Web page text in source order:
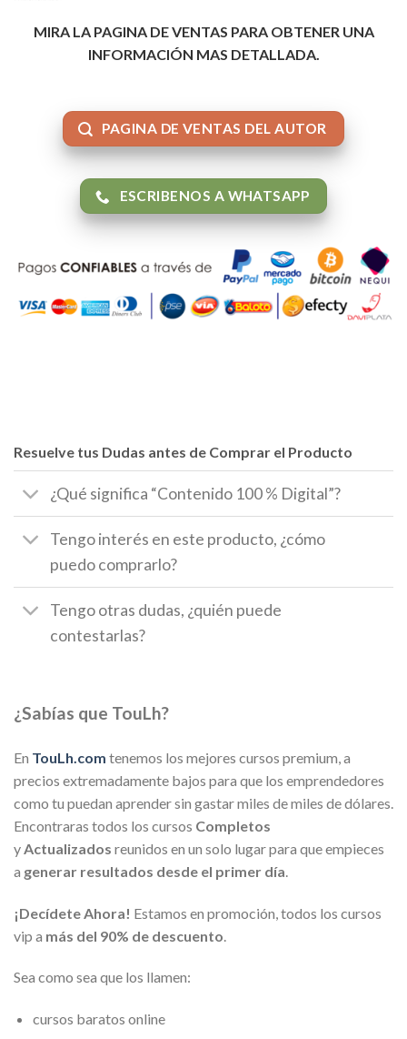
MIRA LA PAGINA DE VENTAS PARA OBTENER UNA
INFORMACIÓN MAS DETALLADA.
PAGINA DE VENTAS DEL AUTOR
ESCRIBENOS A WHATSAPP
Resuelve tus Dudas antes de Comprar el Producto
¿Qué significa “Contenido 100 % Digital”?
Tengo interés en este producto, ¿cómo
puedo comprarlo?
Tengo otras dudas, ¿quién puede
contestarlas?
¿Sabías que TouLh?
En TouLh.com tenemos los mejores cursos premium, a
precios extremadamente bajos para que los emprendedores
como tu puedan aprender sin gastar miles de miles de dólares.
Encontraras todos los cursos Completos
yActualizados reunidos en un solo lugar para que empieces
a generar resultados desde el primer día.
¡Decídete Ahora! Estamos en promoción, todos los cursos
vip a más del 90% de descuento
Sea como sea que los llamen:
cursos baratos online